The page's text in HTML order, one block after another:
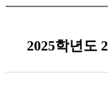
2025학년도